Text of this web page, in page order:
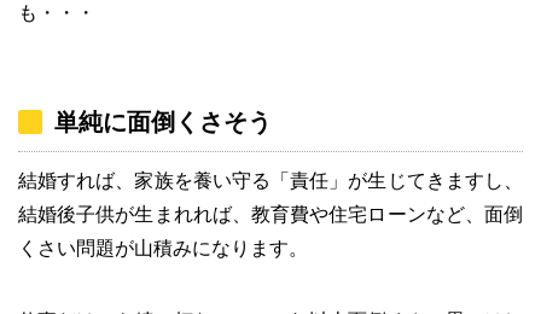
も・・・
単純に面倒くさそう
結婚すれば、家族を養い守る「責任」が生じてきますし、
結婚後子供が生まれれば、教育費や住宅ローンなど、面倒
くさい問題が山積みになります。